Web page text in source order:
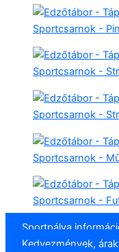
Sportpálya
Kedvezmények, árak